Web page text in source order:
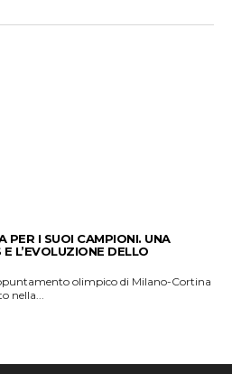
PER I SUOI CAMPIONI. UNA
L’EVOLUZIONE DELLO
olimpico di Milano-Cortina
nella...